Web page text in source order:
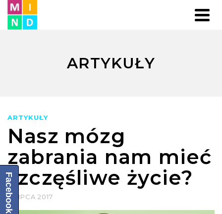
ARTYKUŁY
ARTYKUŁY
Nasz mózg
zabrania nam mieć
szczęśliwe życie?
8 LIPCA 2017
Facebook